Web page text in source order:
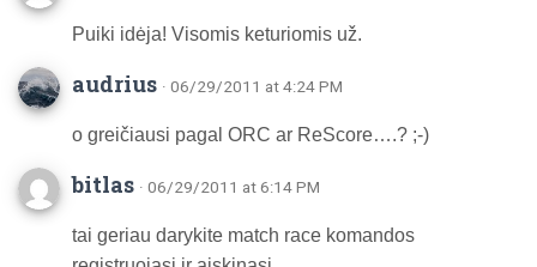
Puiki idėja! Visomis keturiomis už.
audrius · 06/29/2011 at 4:24 PM
o greičiausi pagal ORC ar ReScore….? ;-)
bitlas · 06/29/2011 at 6:14 PM
tai geriau darykite match race komandos